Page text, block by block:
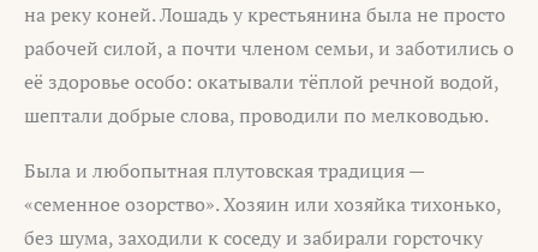
на реку коней. Лошадь у крестьянина была не просто
рабочей силой, а почти членом семьи, и заботились о
её здоровье особо: окатывали тёплой речной водой,
шептали добрые слова, проводили по мелководью.
Была и любопытная плутовская традиция —
«семенное озорство». Хозяин или хозяйка тихонько,
без шума, заходили к соседу и забирали горсточку